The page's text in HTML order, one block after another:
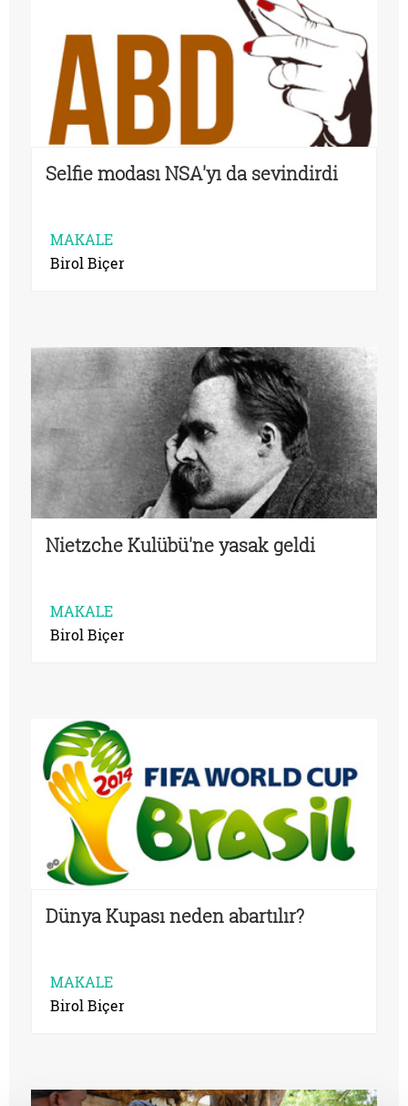
Selfie modası NSA'yı da sevindirdi
MAKALE
Birol Biçer
Nietzche Kulübü'ne yasak geldi
MAKALE
Birol Biçer
Dünya Kupası neden abartılır?
MAKALE
Birol Biçer